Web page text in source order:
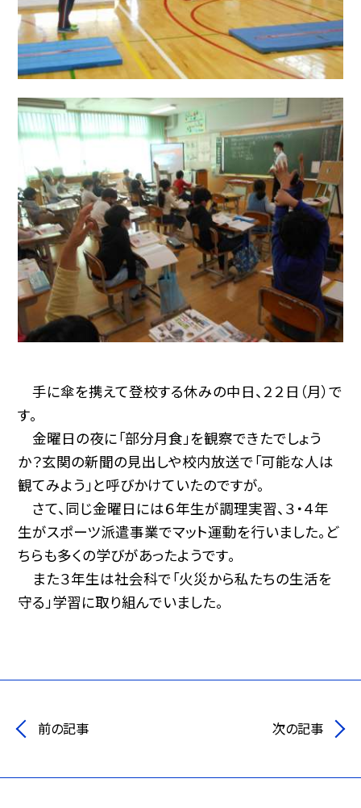
手に傘を携えて登校する休みの中日、２２日（月）で
す。
金曜日の夜に「部分月食」を観察できたでしょう
か？玄関の新聞の見出しや校内放送で「可能な人は
観てみよう」と呼びかけていたのですが。
さて、同じ金曜日には６年生が調理実習、３・４年
生がスポーツ派遣事業でマット運動を行いました。ど
ちらも多くの学びがあったようです。
また３年生は社会科で「火災から私たちの生活を
守る」学習に取り組んでいました。
前の記事 次の記事